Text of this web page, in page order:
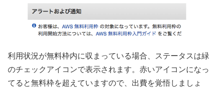
利用状況が無料枠内に収まっている場合、ステータスは緑
のチェックアイコンで表示されます。赤いアイコンになっ
てると無料枠を超えていますので、出費を覚悟しましょ